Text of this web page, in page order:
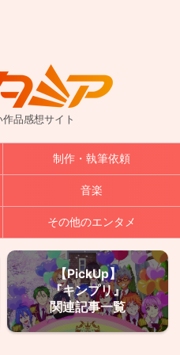
品感想サイト
制作・執筆依頼
音楽
その他のエンタメ
【PickUp】
『キンプリ』
関連記事一覧